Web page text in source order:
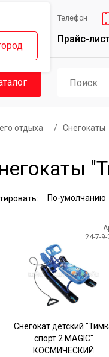
Телефон
Прайс-
отдыха / Снегокаты
24-7-
Снегокат детский
спорт 2 MAGIC"
КОСМИЧЕСКИЙ